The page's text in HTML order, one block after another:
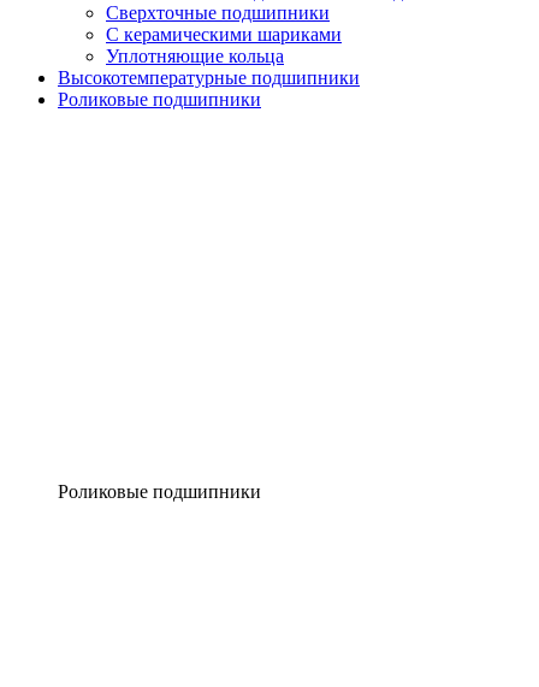
Сверхточные подшипники
С керамическими шариками
Уплотняющие кольца
Высокотемпературные подшипники
Роликовые подшипники
Роликовые подшипники